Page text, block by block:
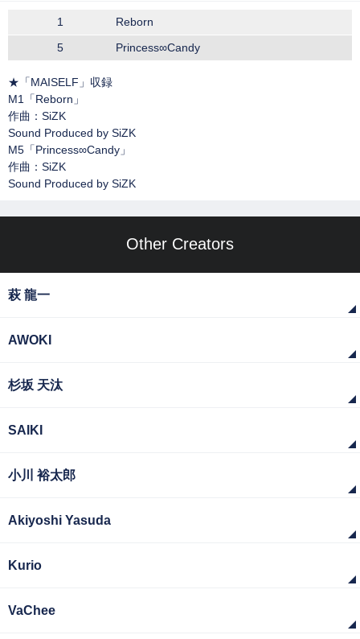
1
Reborn
5
Princess∞Candy
★「MAISELF」収録
M1「Reborn」
作曲：SiZK
Sound Produced by SiZK
M5「Princess∞Candy」
作曲：SiZK
Sound Produced by SiZK
Other Creators
萩 龍一
AWOKI
杉坂 天汰
SAIKI
小川 裕太郎
Akiyoshi Yasuda
Kurio
VaChee